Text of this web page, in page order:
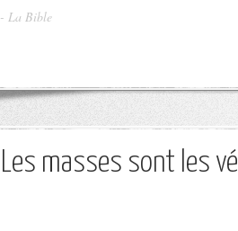
- La Bible
Les masses sont les